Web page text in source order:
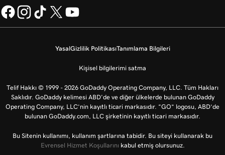
YasalGizlilik PolitikasıTanımlama Bilgileri
Kişisel bilgilerimi satma
Telif Hakkı © 1999 - 2026 GoDaddy Operating Company, LLC. Tüm Hakları
Saklıdır. GoDaddy kelimesi ABD'de ve diğer ülkelerde bulunan GoDaddy
Operating Company, LLC’nin kayıtlı ticari markasıdır. “GO” logosu, ABD’de
bulunan GoDaddy.com, LLC şirketinin kayıtlı ticari markasıdır.
Bu Sitenin kullanımı, kullanım şartlarına tabidir. Bu siteyi kullanarak bu
Evrensel Hizmet Koşullarını kabul etmiş olursunuz.